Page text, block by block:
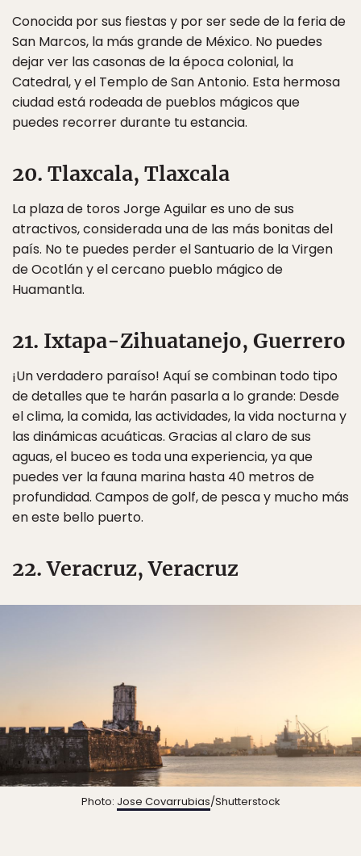
Conocida por sus fiestas y por ser sede de la feria de
San Marcos, la más grande de México. No puedes
dejar ver las casonas de la época colonial, la
Catedral, y el Templo de San Antonio. Esta hermosa
ciudad está rodeada de pueblos mágicos que
puedes recorrer durante tu estancia.
20. Tlaxcala, Tlaxcala
La plaza de toros Jorge Aguilar es uno de sus
atractivos, considerada una de las más bonitas del
país. No te puedes perder el Santuario de la Virgen
de Ocotlán y el cercano pueblo mágico de
Huamantla.
21. Ixtapa-Zihuatanejo, Guerrero
¡Un verdadero paraíso! Aquí se combinan todo tipo
de detalles que te harán pasarla a lo grande: Desde
el clima, la comida, las actividades, la vida nocturna y
las dinámicas acuáticas. Gracias al claro de sus
aguas, el buceo es toda una experiencia, ya que
puedes ver la fauna marina hasta 40 metros de
profundidad. Campos de golf, de pesca y mucho más
en este bello puerto.
22. Veracruz, Veracruz
Photo: Jose Covarrubias/Shutterstock